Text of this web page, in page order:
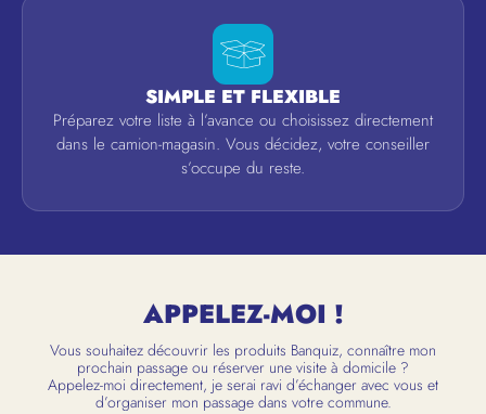
SIMPLE ET FLEXIBLE
Préparez votre liste à l’avance ou choisissez directement
dans le camion-magasin. Vous décidez, votre conseiller
s’occupe du reste.
APPELEZ-MOI !
Vous souhaitez découvrir les produits Banquiz, connaître mon
prochain passage ou réserver une visite à domicile ?
Appelez-moi directement, je serai ravi d’échanger avec vous et
d’organiser mon passage dans votre commune.